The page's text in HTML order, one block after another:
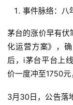
事件脉络：八
茅台的涨价早有伏
化运营方案》，
后，i茅台平台上
价一度冲至1750元
3月30日，公告落